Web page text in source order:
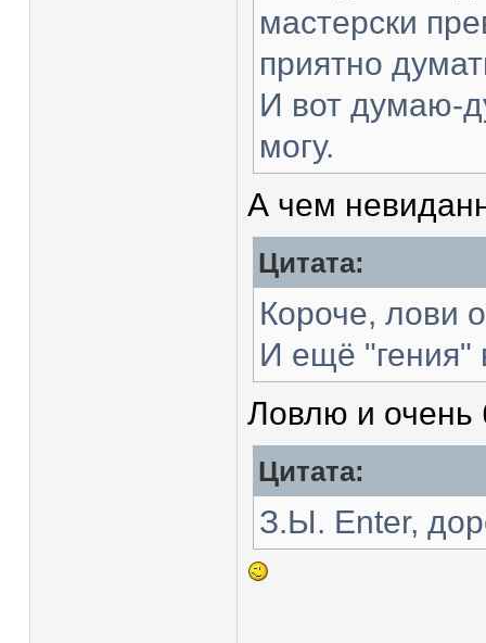
мастерски
приятно
И вот думаю-
могу.
А чем
Цитата:
Короче, лови
И ещё "гения"
Ловлю и очень
Цитата:
З.Ы. Enter,